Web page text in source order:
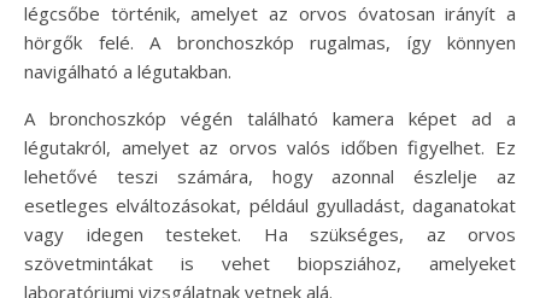
légcsőbe történik, amelyet az orvos óvatosan irányít a
hörgők felé. A bronchoszkóp rugalmas, így könnyen
navigálható a légutakban.
A bronchoszkóp végén található kamera képet ad a
légutakról, amelyet az orvos valós időben figyelhet. Ez
lehetővé teszi számára, hogy azonnal észlelje az
esetleges elváltozásokat, például gyulladást, daganatokat
vagy idegen testeket. Ha szükséges, az orvos
szövetmintákat is vehet biopsziához, amelyeket
laboratóriumi vizsgálatnak vetnek alá.